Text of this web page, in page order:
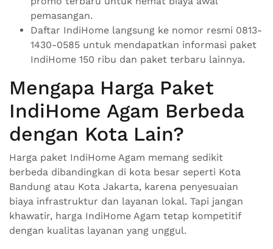
pemasangan.
Daftar IndiHome langsung ke nomor resmi 0813-
1430-0585 untuk mendapatkan informasi paket
IndiHome 150 ribu dan paket terbaru lainnya.
Mengapa Harga Paket
IndiHome Agam Berbeda
dengan Kota Lain?
Harga paket IndiHome Agam memang sedikit
berbeda dibandingkan di kota besar seperti Kota
Bandung atau Kota Jakarta, karena penyesuaian
biaya infrastruktur dan layanan lokal. Tapi jangan
khawatir, harga IndiHome Agam tetap kompetitif
dengan kualitas layanan yang unggul.